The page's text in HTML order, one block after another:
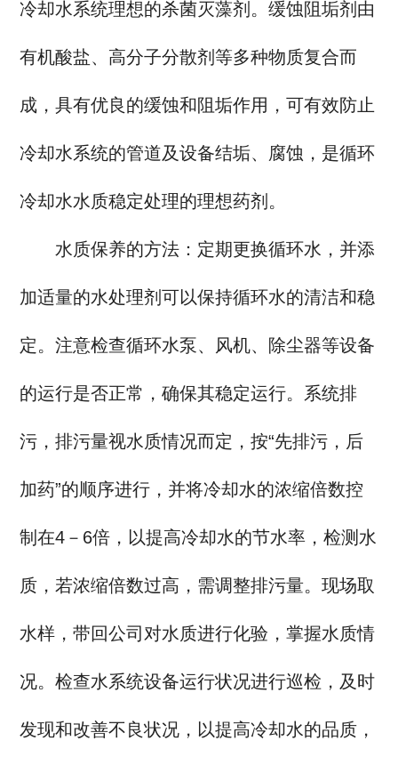
冷却水系统理想的杀菌灭藻剂。缓蚀阻垢剂由
有机酸盐、高分子分散剂等多种物质复合而
成，具有优良的缓蚀和阻垢作用，可有效防止
冷却水系统的管道及设备结垢、腐蚀，是循环
冷却水水质稳定处理的理想药剂。
水质保养的方法：定期更换循环水，并添
加适量的水处理剂可以保持循环水的清洁和稳
定。注意检查循环水泵、风机、除尘器等设备
的运行是否正常，确保其稳定运行。系统排
污，排污量视水质情况而定，按“先排污，后
加药”的顺序进行，并将冷却水的浓缩倍数控
制在4－6倍，以提高冷却水的节水率，检测水
质，若浓缩倍数过高，需调整排污量。现场取
水样，带回公司对水质进行化验，掌握水质情
况。检查水系统设备运行状况进行巡检，及时
发现和改善不良状况，以提高冷却水的品质，